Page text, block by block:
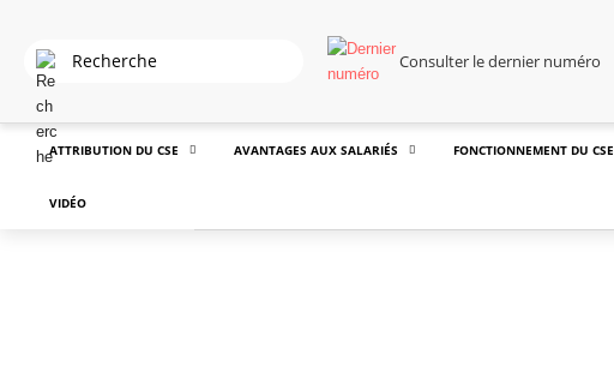
Consulter le dernier numéro
ATTRIBUTION DU CSE AVANTAGES AUX SALARIÉS FONCTIONNEMENT DU CSE
VIDÉO